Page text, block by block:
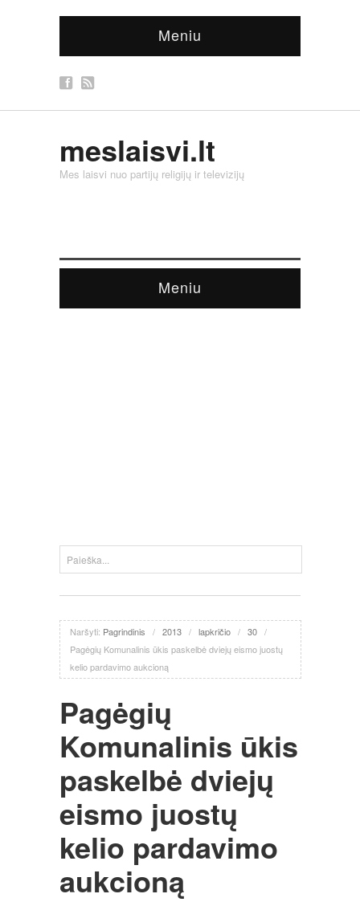
Meniu
meslaisvi.lt
Mes laisvi nuo partijų religijų ir televizijų
Meniu
Naršyti: Pagrindinis / 2013 / lapkričio / 30 /
Pagėgių Komunalinis ūkis paskelbė dviejų eismo juostų
kelio pardavimo aukcioną
Pagėgių
Komunalinis ūkis
paskelbė dviejų
eismo juostų
kelio pardavimo
aukcioną